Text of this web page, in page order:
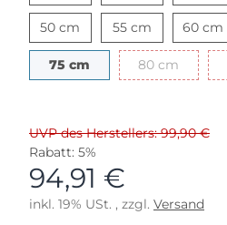
50 cm 50 cm55 cm55 cm60 cm
75 cm75 cm 80 cm 80 cm
UVP des Herstellers: 99,90 €
Rabatt: 5%
94,91 €
inkl. 19% USt. , zzgl. Versand